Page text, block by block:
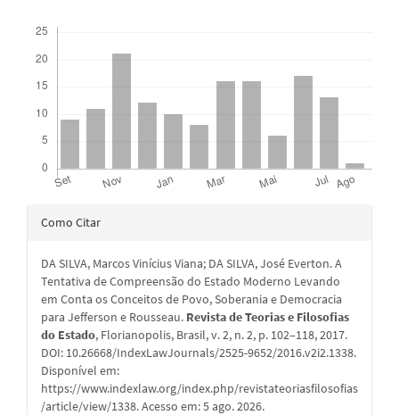
Detalhes
artigo
Como Citar
DA SILVA, Marcos Vinícius Viana; DA SILVA, José Everton. A
Tentativa de Compreensão do Estado Moderno Levando
em Conta os Conceitos de Povo, Soberania e Democracia
para Jefferson e Rousseau. Revista de Teorias e Filosofias
do Estado, Florianopolis, Brasil, v. 2, n. 2, p. 102–118, 2017.
DOI: 10.26668/IndexLawJournals/2525-9652/2016.v2i2.1338.
Disponível em:
https://www.indexlaw.org/index.php/revistateoriasfilosofias
/article/view/1338. Acesso em: 5 ago. 2026.